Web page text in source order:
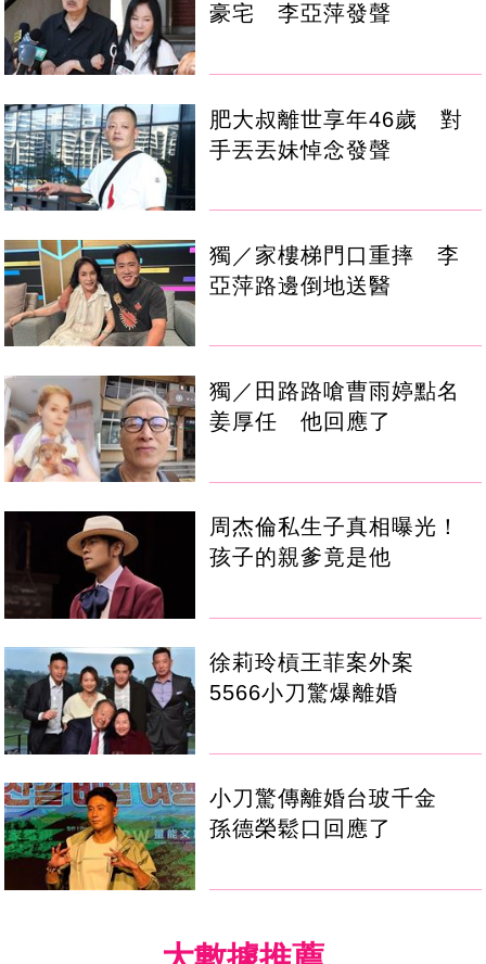
豪宅 李亞萍發聲
肥大叔離世享年46歲 對
手丟丟妹悼念發聲
獨／家樓梯門口重摔 李
亞萍路邊倒地送醫
獨／田路路嗆曹雨婷點名
姜厚任 他回應了
周杰倫私生子真相曝光！
孩子的親爹竟是他
徐莉玲槓王菲案外案
5566小刀驚爆離婚
小刀驚傳離婚台玻千金
孫德榮鬆口回應了